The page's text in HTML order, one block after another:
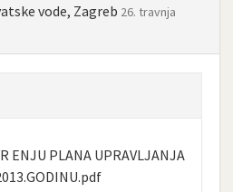
vode, Zagreb 26. travnja
ENJU PLANA UPRAVLJANJA